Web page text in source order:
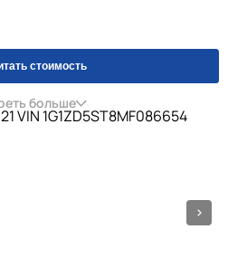
стоимость
больше